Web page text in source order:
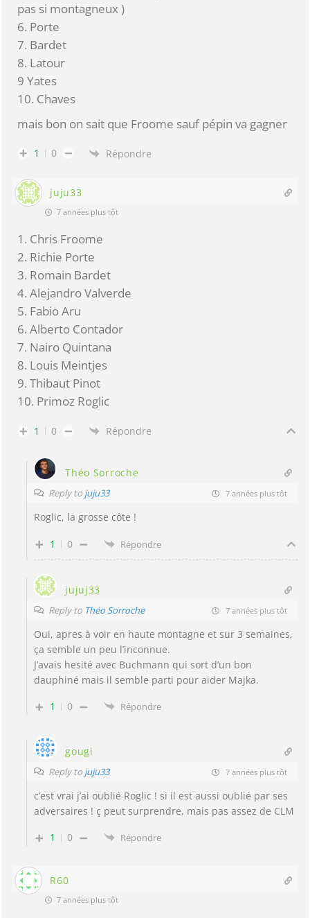
pas si montagneux )
6. Porte
7. Bardet
8. Latour
9 Yates
10. Chaves
mais bon on sait que Froome sauf pépin va gagner
1 0 Répondre
juju33
7 années plus tôt
1. Chris Froome
2. Richie Porte
3. Romain Bardet
4. Alejandro Valverde
5. Fabio Aru
6. Alberto Contador
7. Nairo Quintana
8. Louis Meintjes
9. Thibaut Pinot
10. Primoz Roglic
1 0 Répondre
Théo Sorroche
Reply to juju33 7 années plus tôt
Roglic, la grosse côte !
1 0 Répondre
jujuj33
Reply to Théo Sorroche 7 années plus tôt
Oui, apres à voir en haute montagne et sur 3 semaines,
ça semble un peu l’inconnue.
J’avais hesité avec Buchmann qui sort d’un bon
dauphiné mais il semble parti pour aider Majka.
1
0 Répondre
gougi
Reply to juju33 7 années plus tôt
c’est vrai j’ai oublié Roglic ! si il est aussi oublié par ses
adversaires ! ç peut surprendre, mais pas assez de CLM
1
0 Répondre
R60
7 années plus tôt